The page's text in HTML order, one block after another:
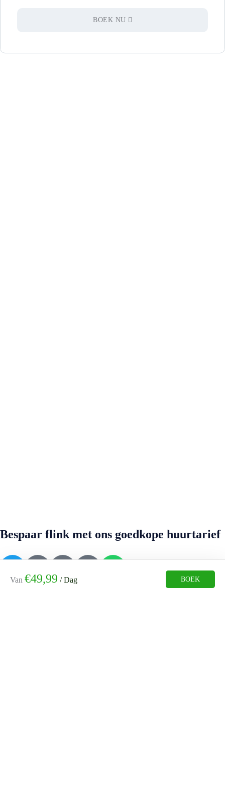
BOEK NU
Van €49,99 / Dag BOEK
Bespaar flink met ons goedkope huurtarief